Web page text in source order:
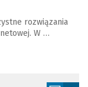
rozwiązania
W …